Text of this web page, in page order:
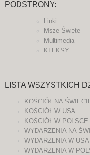
PODSTRONY:
Linki
Msze Święte
Multimedia
KLEKSY
LISTA WSZYSTKICH
KOŚCIÓŁ NA
KOŚCIÓŁ W USA
KOŚCIÓŁ W POLSCE
WYDARZENIA NA
WYDARZENIA W USA
WYDARZENIA W